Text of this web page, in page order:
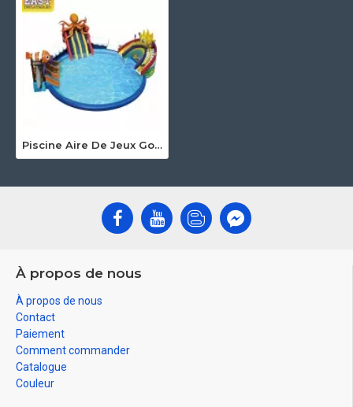
Piscine Aire De Jeux Gonflable
À propos de nous
À propos de nous
Contact
Paiement
Comment commander
Catalogue
Couleur